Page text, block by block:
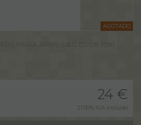
AGOTADO
PARA ARP9 G&G (G-08-158)
24 €
21.00% IVA incluido